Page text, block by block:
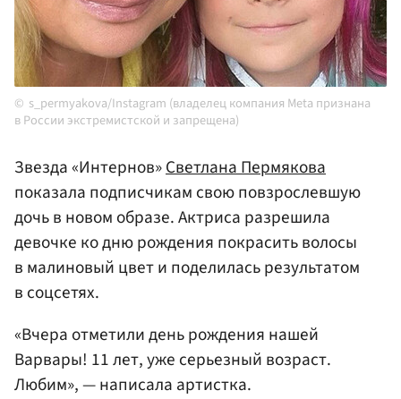
s_permyakova/Instagram (владелец компания Meta признана
в России экстремистской и запрещена)
Звезда «Интернов»Светлана Пермякова
показала подписчикам свою повзрослевшую
дочь в новом образе. Актриса разрешила
девочке ко дню рождения покрасить волосы
в малиновый цвет и поделилась результатом
в соцсетях.
«Вчера отметили день рождения нашей
Варвары! 11 лет, уже серьезный возраст.
Любим», — написала артистка.